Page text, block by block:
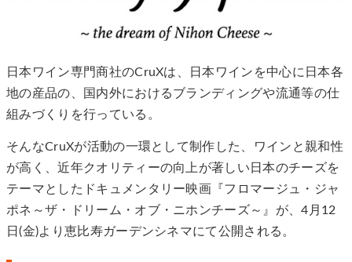
日本ワイン専門商社のCruXは、日本ワインを中心に日本各
地の産品の、国内外におけるブランディングや流通等の仕
組みづくりを行っている。
そんなCruXが活動の一環として制作した、ワインと親和性
が高く、近年クオリティーの向上が著しい日本のチーズを
テーマとしたドキュメンタリー映画『フロマージュ・ジャ
ポネ～ザ・ドリーム・オブ・ニホンチーズ～』が、4月12
日(金)より恵比寿ガーデンシネマにて公開される。